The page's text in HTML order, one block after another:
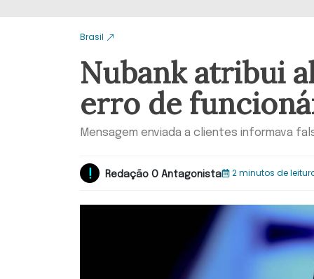
Brasil
Nubank atribui
erro de
Mensagem enviada a clientes informava
Redação O Antagonista 2 minutos de